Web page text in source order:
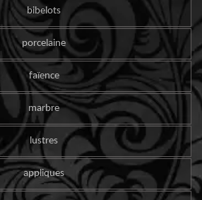
bibelots
porcelaine
faïence
marbre
lustres
appliques